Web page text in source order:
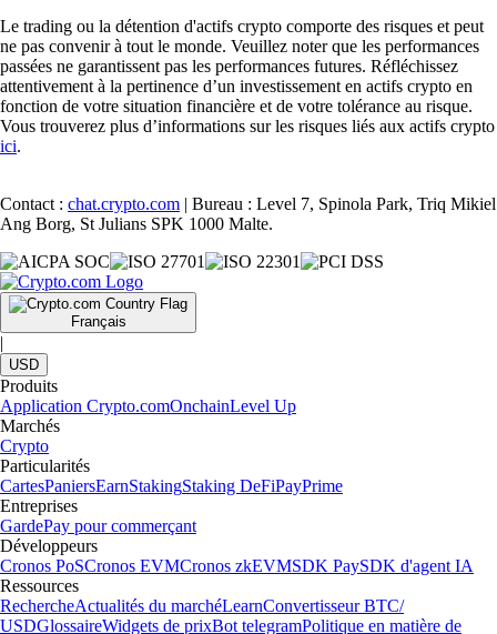
Le trading ou la détention d'actifs crypto comporte des risques et peut
ne pas convenir à tout le monde. Veuillez noter que les performances
passées ne garantissent pas les performances futures. Réfléchissez
attentivement à la pertinence d’un investissement en actifs crypto en
fonction de votre situation financière et de votre tolérance au risque.
Vous trouverez plus d’informations sur les risques liés aux actifs crypto
ici.
Contact : chat.crypto.com | Bureau : Level 7, Spinola Park, Triq Mikiel
Ang Borg, St Julians SPK 1000 Malte.
Français
|
USD
Produits
Application Crypto.comOnchainLevel Up
Marchés
Crypto
Particularités
CartesPaniersEarnStakingStaking DeFiPayPrime
Entreprises
GardePay pour commerçant
Développeurs
Cronos PoSCronos EVMCronos zkEVMSDK PaySDK d'agent IA
Ressources
RechercheActualités du marchéLearnConvertisseur BTC/
USDGlossaireWidgets de prixBot telegramPolitique en matière de